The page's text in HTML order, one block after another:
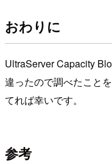
おわりに
UltraServer Capacity
違ったので調べたこと
てれば幸いです。
参考